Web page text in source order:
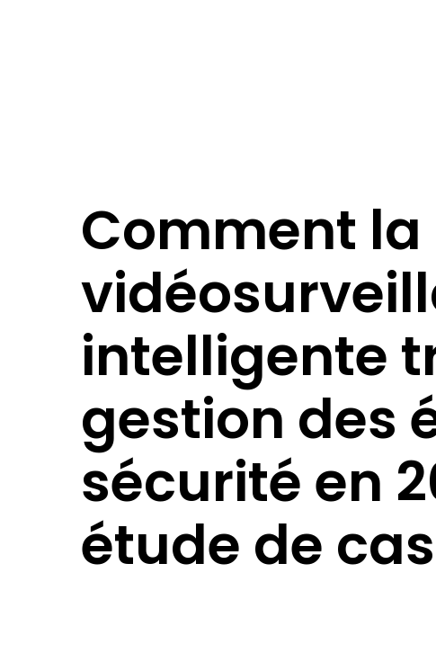
Comment la
intelligente
gestion des
sécurité en
étude de